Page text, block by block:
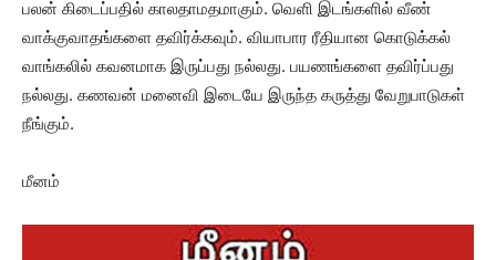
பலன் கிடைப்பதில் காலதாமதமாகும். வெளி இடங்களில் வீண்
வாக்குவாதங்களை தவிர்க்கவும். வியாபார ரீதியான கொடுக்கல்
வாங்கலில் கவனமாக இருப்பது நல்லது. பயணங்களை தவிர்ப்பது
நல்லது. கணவன் மனைவி இடையே இருந்த கருத்து வேறுபாடுகள்
நீங்கும்.
மீனம்